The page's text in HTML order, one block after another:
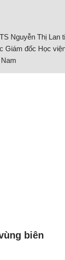
Nguyễn Thị Lan
Giám đốc Học
biên